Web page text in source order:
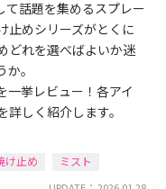
て話題を集めるスプレー
止めシリーズがとくに
どれを選べばよいか迷
。
一挙レビュー！各アイ
しく紹介します。
け止め ミスト